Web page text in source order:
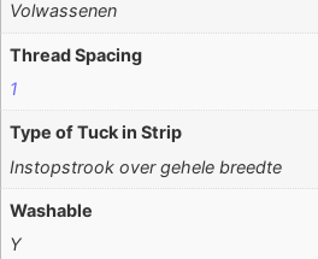
Volwassenen
Thread Spacing
1
Type of Tuck in Strip
Instopstrook over gehele breedte
Washable
Y